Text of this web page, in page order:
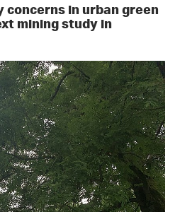
in urban green
mining study in